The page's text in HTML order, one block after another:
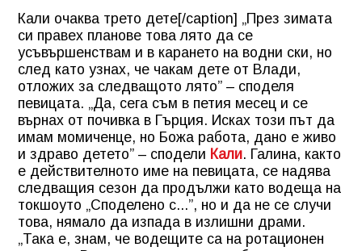
Кали очаква трето дете[/caption] „През зимата
си правех планове това лято да се
усъвършенствам и в карането на водни ски, но
след като узнах, че чакам дете от Влади,
отложих за следващото лято” – споделя
певицата. „Да, сега съм в петия месец и се
върнах от почивка в Гърция. Исках този път да
имам момиченце, но Божа работа, дано е живо
и здраво детето” – сподели Кали. Галина, както
е действителното име на певицата, се надява
следващия сезон да продължи като водеща на
токшоуто „Споделено с...”, но и да не се случи
това, нямало да изпада в излишни драми.
„Така е, знам, че водещите са на ротационен